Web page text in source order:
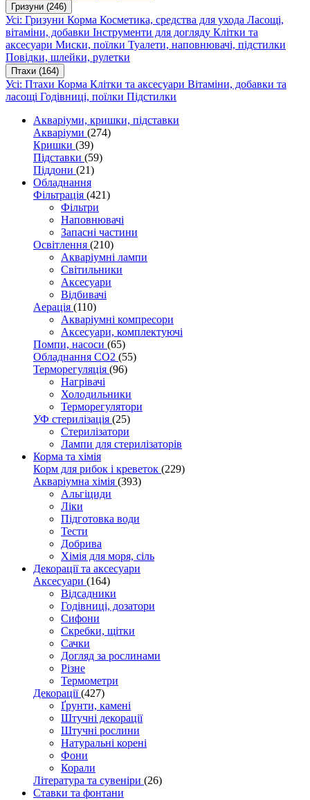
Гризуни (246)
Усі: Гризуни Корма Косметика, средства для ухода Ласощі,
вітаміни, добавки Інструменти для догляду Клітки та
аксесуари Миски, поїлки Туалети, наповнювачі, підстилки
Повідки, шлейки, рулетки
Птахи (164)
Усі: Птахи Корма Клітки та аксесуари Вітаміни, добавки та
ласощі Годівниці, поїлки Підстилки
Акваріуми, кришки, підставки
Акваріуми (274)
Кришки (39)
Підставки (59)
Піддони (21)
Обладнання
Фільтрація (421)
Фільтри
Наповнювачі
Запасні частини
Освітлення (210)
Акваріумні лампи
Світильники
Аксесуари
Відбивачі
Аерація (110)
Акваріумні компресори
Аксесуари, комплектуючі
Помпи, насоси (65)
Обладнання CO2 (55)
Терморегуляція (96)
Нагрівачі
Холодильники
Терморегулятори
УФ стерилізація (25)
Стерилізатори
Лампи для стерилізаторів
Корма та хімія
Корм для рибок і креветок (229)
Акваріумна хімія (393)
Альгіциди
Ліки
Підготовка води
Тести
Добрива
Хімія для моря, сіль
Декорації та аксесуари
Аксесуари (164)
Відсадники
Годівниці, дозатори
Сифони
Скребки, щітки
Сачки
Догляд за рослинами
Різне
Термометри
Декорації(427)
Ґрунти, камені
Штучні декорації
Штучні рослини
Натуральні корені
Фони
Корали
Література та сувеніри (26)
Ставки та фонтани